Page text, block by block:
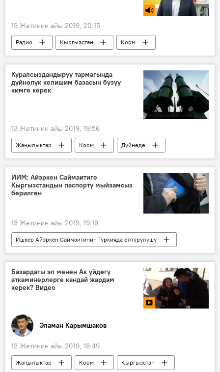
13 Жетинин айы 2019, 20:15
Радио Кыргызстан
Коом
департамент
Юстиция министрлиги
Куралсыздандыруу тармагында
дүйнөлүк келишим базасын бузуу
кимге керек
13 Жетинин айы 2019, 19:56
Жаңылыктар Коом
Дүйнөдө
Саясат
Ой-пикир
ракета
АКШ
келишим
Россия
ИИМ: Айэркен Саймаитиге
Кыргызстандын паспорту мыйзамсыз
берилген
13 Жетинин айы 2019, 19:19
Ишкер Айэркен Саймаитинин Түркияда өлтүрүлүшү
Жаңылыктар
Кыргызстан
Окуялар
Кытай
Айеркен Саймаити
ишкер
Базардагы эл менен Ак үйдөгү
аткаминерлерге кандай жардам
керек? Видео
Эламан Карымшаков
13 Жетинин айы 2019, 18:49
Жаңылыктар Коом Кыргызстан